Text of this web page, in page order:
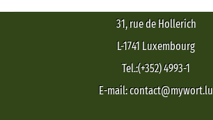
31, rue de Hollerich
L-1741 Luxembourg
Tel.:(+352) 4993-1
E-mail: contact@mywort.lu